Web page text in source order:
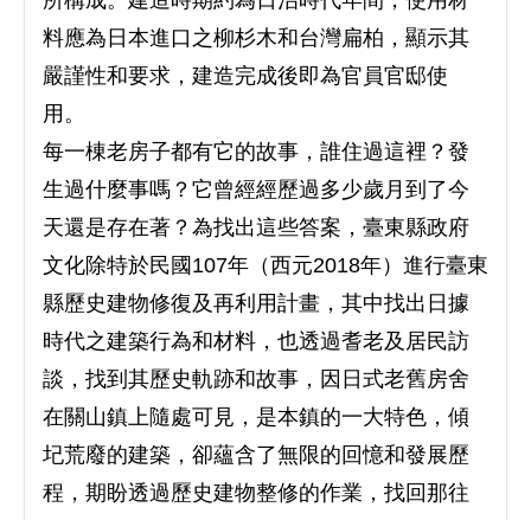
料應為日本進口之柳杉木和台灣扁柏，顯示其
嚴謹性和要求，建造完成後即為官員官邸使
用。
每一棟老房子都有它的故事，誰住過這裡？發
生過什麼事嗎？它曾經經歷過多少歲月到了今
天還是存在著？為找出這些答案，臺東縣政府
文化除特於民國107年（西元2018年）進行臺東
縣歷史建物修復及再利用計畫，其中找出日據
時代之建築行為和材料，也透過耆老及居民訪
談，找到其歷史軌跡和故事，因日式老舊房舍
在關山鎮上隨處可見，是本鎮的一大特色，傾
圮荒廢的建築，卻蘊含了無限的回憶和發展歷
程，期盼透過歷史建物整修的作業，找回那往